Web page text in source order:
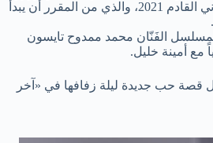
لتخوض به الماراثون الرمضاني القادم 2021، والذي من المقرر أن يبدأ
الفَنّان محمد ممدوح تايسون
مع أمينة خليل.
قصة حب جديدة ليلة زفافها في «آخر